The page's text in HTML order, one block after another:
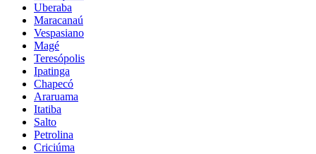
Uberaba
Maracanaú
Vespasiano
Magé
Teresópolis
Ipatinga
Chapecó
Araruama
Itatiba
Salto
Petrolina
Criciúma